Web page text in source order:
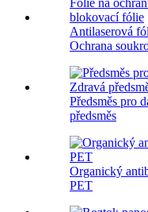
Antilaserová
Ochrana
Předsměs pro
předsměs
Organický
PET